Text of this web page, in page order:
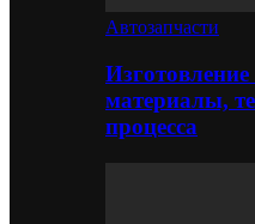
Автозапчасти
материалы,
процесса